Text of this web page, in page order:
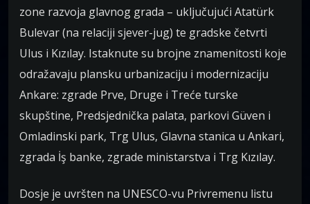
zone razvoja glavnog grada – uključujući Atatürk
Bulevar (na relaciji sjever-jug) te gradske četvrti
Ulus i Kızılay. Istaknute su brojne znamenitosti koje
odražavaju plansku urbanizaciju i modernizaciju
Ankare: zgrade Prve, Druge i Treće turske
skupštine, Predsjednička palata, parkovi Güven i
Omladinski park, Trg Ulus, Glavna stanica u Ankari,
zgrada İş banke, zgrade ministarstva i Trg Kızılay.
Dosje je uvršten na UNESCO-vu Privremenu listu